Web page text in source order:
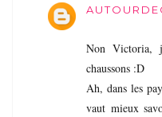
Non Victoria,
chaussons :D
Ah, dans les
vaut mieux